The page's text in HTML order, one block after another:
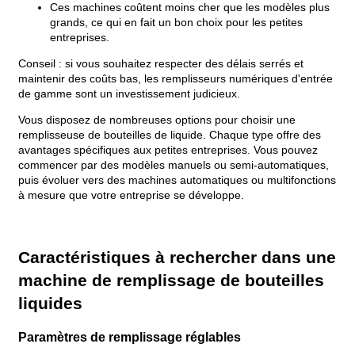
Ces machines coûtent moins cher que les modèles plus
grands, ce qui en fait un bon choix pour les petites
entreprises.
Conseil : si vous souhaitez respecter des délais serrés et
maintenir des coûts bas, les remplisseurs numériques d'entrée
de gamme sont un investissement judicieux.
Vous disposez de nombreuses options pour choisir une
remplisseuse de bouteilles de liquide. Chaque type offre des
avantages spécifiques aux petites entreprises. Vous pouvez
commencer par des modèles manuels ou semi-automatiques,
puis évoluer vers des machines automatiques ou multifonctions
à mesure que votre entreprise se développe.
Caractéristiques à rechercher dans une
machine de remplissage de bouteilles
liquides
Paramètres de remplissage réglables